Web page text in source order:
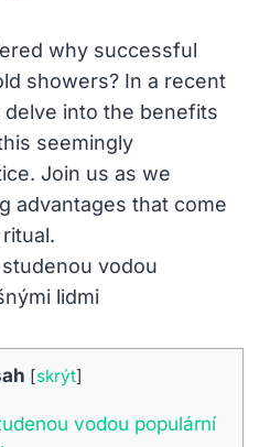
why ‌successful
​showers? In a recent
into the benefits
seemingly
Join us as we‌
advantages that come
[skrýt]
vodou populární